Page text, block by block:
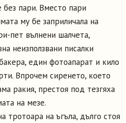
пари. Вместо пари
му бе заприличала на
пет вълнени шалчета,
неизползвани писалки
един фотоапарат и кило
Впрочем сиренето, което
ракия, престоя под тезгяха
на мезе.
на ъгъла, дълго стоя